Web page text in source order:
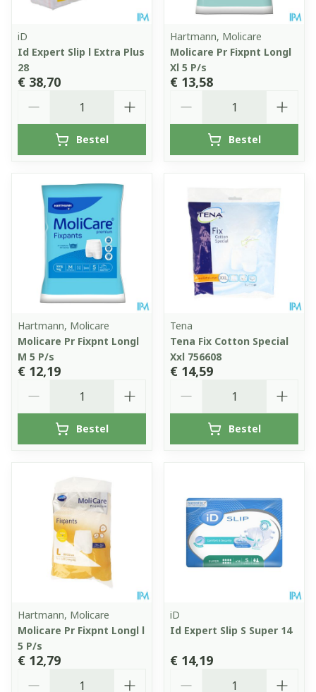
iD
Id Expert Slip l Extra Plus
28
€ 38,70
Bestel
Hartmann, Molicare
Molicare Pr Fixpnt Longl
Xl 5 P/s
€ 13,58
Bestel
Hartmann, Molicare
Molicare Pr Fixpnt Longl
M 5 P/s
€ 12,19
Bestel
Tena
Tena Fix Cotton Special
Xxl 756608
€ 14,59
Bestel
Hartmann, Molicare
Molicare Pr Fixpnt Longl l
5 P/s
€ 12,79
iD
Id Expert Slip S Super 14
€ 14,19